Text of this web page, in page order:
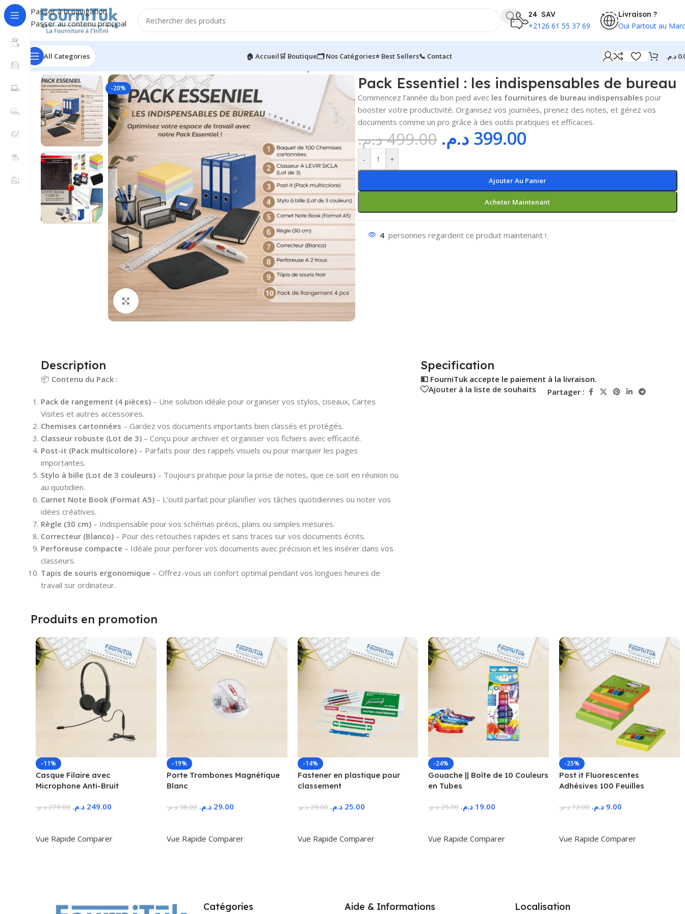
Passer à la navigation
Passer au contenu principal
24 SAV
+2126 61 55 37 69
Livraison ?
Oui Partout au
All Categories 🏠 Accueil🛒 Boutique🗂️ Nos Catégories⭐ Best Sellers📞 Contact د.م.
Accueil/Fourniture de Bureau
-20% Pack Essentiel : les indispensables de bureau
Commencez l’année du bon pied avec les fournitures de bureau indispensables pour
booster votre productivité. Organisez vos journées, prenez des notes, et gérez vos
documents comme un pro grâce à des outils pratiques et efficaces.
499.00د.م. 399.00 د.م.
- +
Ajouter Au Panier
Acheter Maintenant
4 personnes regardent ce produit maintenant !
Description
📦 Contenu du Pack :
Pack de rangement (4 pièces) – Une solution idéale pour organiser vos stylos, ciseaux, Cartes
Visites et autres accessoires.
Chemises cartonnées – Gardez vos documents importants bien classés et protégés.
Classeur robuste (Lot de 3) – Conçu pour archiver et organiser vos fichiers avec efficacité.
Post-it (Pack multicolore) – Parfaits pour des rappels visuels ou pour marquer les pages
importantes.
Stylo à bille (Lot de 3 couleurs) – Toujours pratique pour la prise de notes, que ce soit en réunion ou
au quotidien.
Carnet Note Book (Format A5) – L’outil parfait pour planifier vos tâches quotidiennes ou noter vos
idées créatives.
Règle (30 cm) – Indispensable pour vos schémas précis, plans ou simples mesures.
Correcteur (Blanco) – Pour des retouches rapides et sans traces sur vos documents écrits.
Perforeuse compacte – Idéale pour perforer vos documents avec précision et les insérer dans vos
classeurs.
Tapis de souris ergonomique – Offrez-vous un confort optimal pendant vos longues heures de
travail sur ordinateur.
Specification
💵 FourniTuk accepte le paiement à la livraison.
Ajouter à la liste de souhaits
Partager :
Produits en promotion
-11%
Casque Filaire avec
Microphone Anti-Bruit
279.00 د.م. 249.00 د.م.
Vue Rapide Comparer
-19%
Porte Trombones Magnétique
Blanc
36.00 د.م. 29.00 د.م.
Vue Rapide Comparer
-14%
Fastener en plastique pour
classement
29.00 د.م. 25.00 د.م.
Vue Rapide Comparer
-24%
Gouache || Boîte de 10 Couleurs
en Tubes
25.00 د.م. 19.00 د.م.
Vue Rapide Comparer
-25%
Post it Fluorescentes
Adhésives 100 Feuilles
12.00 د.م. 9.00 د.م.
Vue Rapide Comparer
Catégories Aide & Informations Localisation